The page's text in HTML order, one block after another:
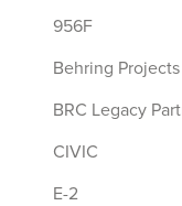
956F
Behring Projects
BRC Legacy
CIVIC
E-2